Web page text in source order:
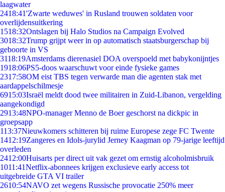
laagwater
2418:41'Zwarte weduwes' in Rusland trouwen soldaten voor
overlijdensuitkering
1518:32Ontslagen bij Halo Studios na Campaign Evolved
3018:32Trump grijpt weer in op automatisch staatsburgerschap bij
geboorte in VS
3118:19Amsterdams dierenasiel DOA overspoeld met babykonijntjes
1918:06PS5-doos waarschuwt voor einde fysieke games
2317:58OM eist TBS tegen verwarde man die agenten stak met
aardappelschilmesje
6915:03Israël meldt dood twee militairen in Zuid-Libanon, vergelding
aangekondigd
2913:48NPO-manager Menno de Boer geschorst na dickpic in
groepsapp
113:37Nieuwkomers schitteren bij ruime Europese zege FC Twente
1412:19Zangeres en Idols-jurylid Jerney Kaagman op 79-jarige leeftijd
overleden
2412:00Huisarts per direct uit vak gezet om ernstig alcoholmisbruik
1011:41Netflix-abonnees krijgen exclusieve early access tot
uitgebreide GTA VI trailer
2610:54NAVO zet wegens Russische provocatie 250% meer